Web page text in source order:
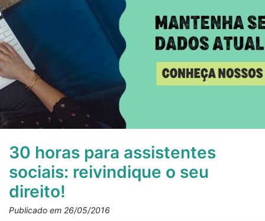
30 horas para assistentes
sociais: reivindique o seu
direito!
Publicado em 26/05/2016